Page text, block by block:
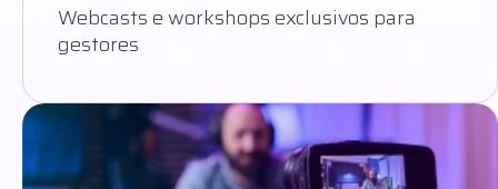
Webcasts e workshops exclusivos para
gestores